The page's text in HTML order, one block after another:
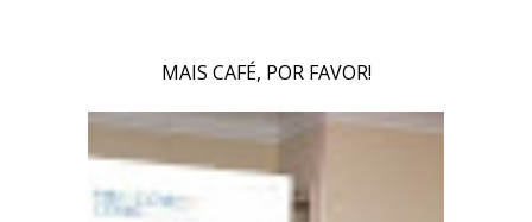
MAIS CAFÉ, POR FAVOR!